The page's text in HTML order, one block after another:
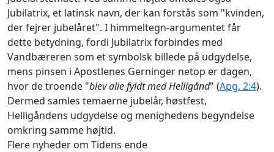
Jubilatrix, et latinsk navn, der kan forstås som "kvinden,
der fejrer jubelåret". I himmeltegn-argumentet får
dette betydning, fordi Jubilatrix forbindes med
Vandbæreren som et symbolsk billede på udgydelse,
mens pinsen i Apostlenes Gerninger netop er dagen,
hvor de troende "blev alle fyldt med Helligånd" (Apg. 2:4).
Dermed samles temaerne jubelår, høstfest,
Helligåndens udgydelse og menighedens begyndelse
omkring samme højtid.
Flere nyheder om Tidens ende